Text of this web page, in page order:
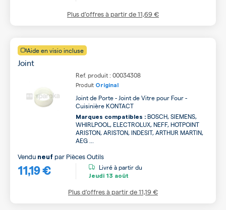
Plus d’offres à partir de11,69 €
Aide en visio incluse
Joint
Ref. produit : 00034308
Produit Original
Joint de Porte - Joint de Vitre pour Four -
Cuisinière KONTACT
Marques compatibles : BOSCH, SIEMENS,
WHIRLPOOL, ELECTROLUX, NEFF, HOTPOINT
ARISTON, ARISTON, INDESIT, ARTHUR MARTIN,
AEG ...
11,19 €
Vendu neuf par Pièces Outils
Livré à partir du
Jeudi 13 août
Plus d’offres à partir de11,19 €